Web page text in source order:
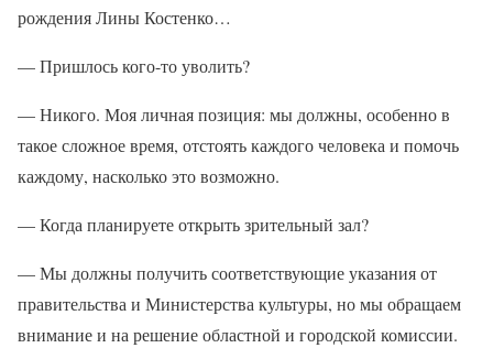
рождения Лины Костенко…
— Пришлось кого-то уволить?
— Никого. Моя личная позиция: мы должны, особенно в
такое сложное время, отстоять каждого человека и помочь
каждому, насколько это возможно.
— Когда планируете открыть зрительный зал?
— Мы должны получить соответствующие указания от
правительства и Министерства культуры, но мы обращаем
внимание и на решение областной и городской комиссии.